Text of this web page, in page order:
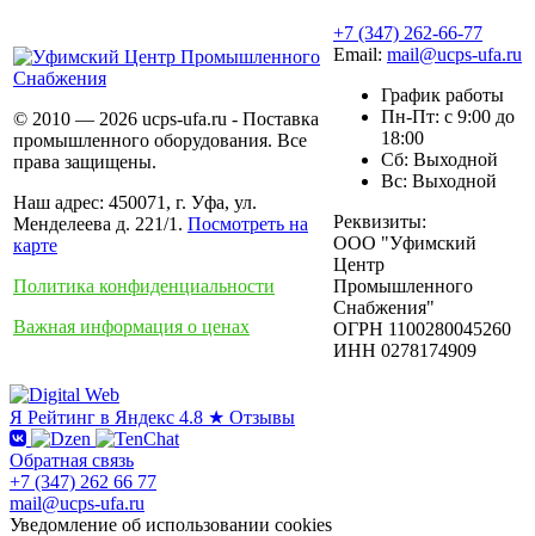
© 2010 — 2026 ucps-ufa.ru - Поставка
промышленного оборудования. Все
права защищены.
Наш адрес: 450071, г. Уфа, ул.
Менделеева д. 221/1. Посмотреть на
карте
Политика конфиденциальности
Важная информация о ценах
+7 (347) 262-66-77
Email: mail@ucps-ufa.ru
График работы
Пн-Пт: с 9:00 до
18:00
Сб: Выходной
Вс: Выходной
Реквизиты:
ООО "Уфимский
Центр
Промышленного
Снабжения"
ОГРН 1100280045260
ИНН 0278174909
Я Рейтинг в Яндекс 4.8 ★ Отзывы
Обратная связь
+7 (347) 262 66 77
mail@ucps-ufa.ru
Уведомление об использовании cookies